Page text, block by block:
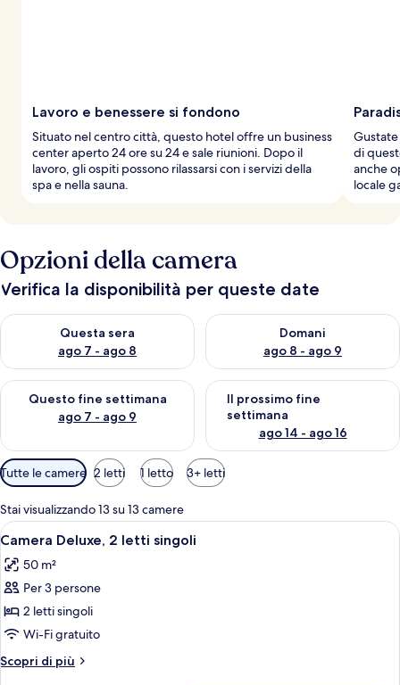
a
t
o
Lavoro e benessere si fondono
Situato nel centro città, questo hotel offre un business
center aperto 24 ore su 24 e sale riunioni. Dopo il
lavoro, gli ospiti possono rilassarsi con i servizi della
spa e nella sauna.
di
anche
locale
Opzioni della camera
Verifica la disponibilità per queste date
Questa sera
ago 7 - ago 8
Verifica la disponibilità per questa sera, ago 7 - ago 8
Domani
ago 8 - ago 9
Verifica la disponibilità per
Questo fine settimana
ago 7 - ago 9
Verifica la disponibilità per questo fine settimana, ago 7 - ago
Il prossimo fine
settimana
ago 14 - ago 16
Verifica la disponibilità per il
Filtri
disponibili
per
le
camere
Tutte le camere 2 letti 1 letto 3+ letti
Stai visualizzando 13 su 13 camere
Apri
tutte
le
foto
per
Camera
Deluxe,
2
Una camera d'albergo moderna con
5
Camera Deluxe, 2 letti singoli
50 m²
Per 3 persone
2 letti singoli
Wi-Fi gratuito
Scopri di più
Altri